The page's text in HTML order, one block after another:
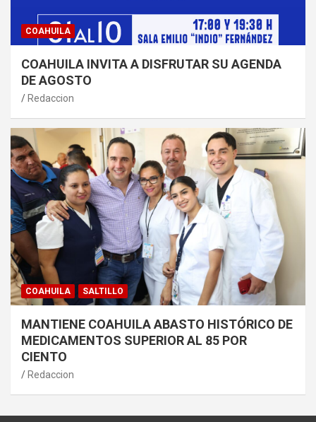
COAHUILA
COAHUILA INVITA A DISFRUTAR SU AGENDA
DE AGOSTO
Redaccion
COAHUILA SALTILLO
MANTIENE COAHUILA ABASTO HISTÓRICO DE
MEDICAMENTOS SUPERIOR AL 85 POR
CIENTO
Redaccion